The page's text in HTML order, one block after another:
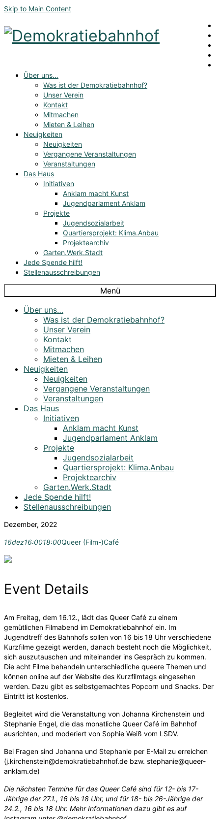
Skip to Main Content
Über uns…
Was ist der Demokratiebahnhof?
Unser Verein
Kontakt
Mitmachen
Mieten & Leihen
Neuigkeiten
Neuigkeiten
Vergangene Veranstaltungen
Veranstaltungen
Das Haus
Initiativen
Anklam macht Kunst
Jugendparlament Anklam
Projekte
Jugendsozialarbeit
Quartiersprojekt: Klima.Anbau
Projektearchiv
Garten.Werk.Stadt
Jede Spende hilft!
Stellenausschreibungen
Menü
Über uns…
Was ist der Demokratiebahnhof?
Unser Verein
Kontakt
Mitmachen
Mieten & Leihen
Neuigkeiten
Neuigkeiten
Vergangene Veranstaltungen
Veranstaltungen
Das Haus
Initiativen
Anklam macht Kunst
Jugendparlament Anklam
Projekte
Jugendsozialarbeit
Quartiersprojekt: Klima.Anbau
Projektearchiv
Garten.Werk.Stadt
Jede Spende hilft!
Stellenausschreibungen
Dezember, 2022
16dez16:0018:00Queer (Film-)Café
Event Details
Am Freitag, dem 16.12., lädt das Queer Café zu einem
gemütlichen Filmabend im Demokratiebahnhof ein. Im
Jugendtreff des Bahnhofs sollen von 16 bis 18 Uhr verschiedene
Kurzfilme gezeigt werden, danach besteht noch die Möglichkeit,
sich auszutauschen und miteinander ins Gespräch zu kommen.
Die acht Filme behandeln unterschiedliche queere Themen und
können online auf der Website des Kurzfilmtags eingesehen
werden. Dazu gibt es selbstgemachtes Popcorn und Snacks. Der
Eintritt ist kostenlos.
Begleitet wird die Veranstaltung von Johanna Kirchenstein und
Stephanie Engel, die das monatliche Queer Café im Bahnhof
ausrichten, und moderiert von Sophie Weiß vom LSDV.
Bei Fragen sind Johanna und Stephanie per E-Mail zu erreichen
(j.kirchenstein@demokratiebahnhof.de bzw. stephanie@queer-
anklam.de)
Die nächsten Termine für das Queer Café sind für 12- bis 17-
Jährige der 27.1., 16 bis 18 Uhr, und für 18- bis 26-Jährige der
24.2., 16 bis 18 Uhr. Mehr Informationen dazu gibt es auf